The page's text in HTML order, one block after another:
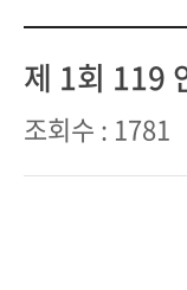
제 1회 119
조회수 : 1781